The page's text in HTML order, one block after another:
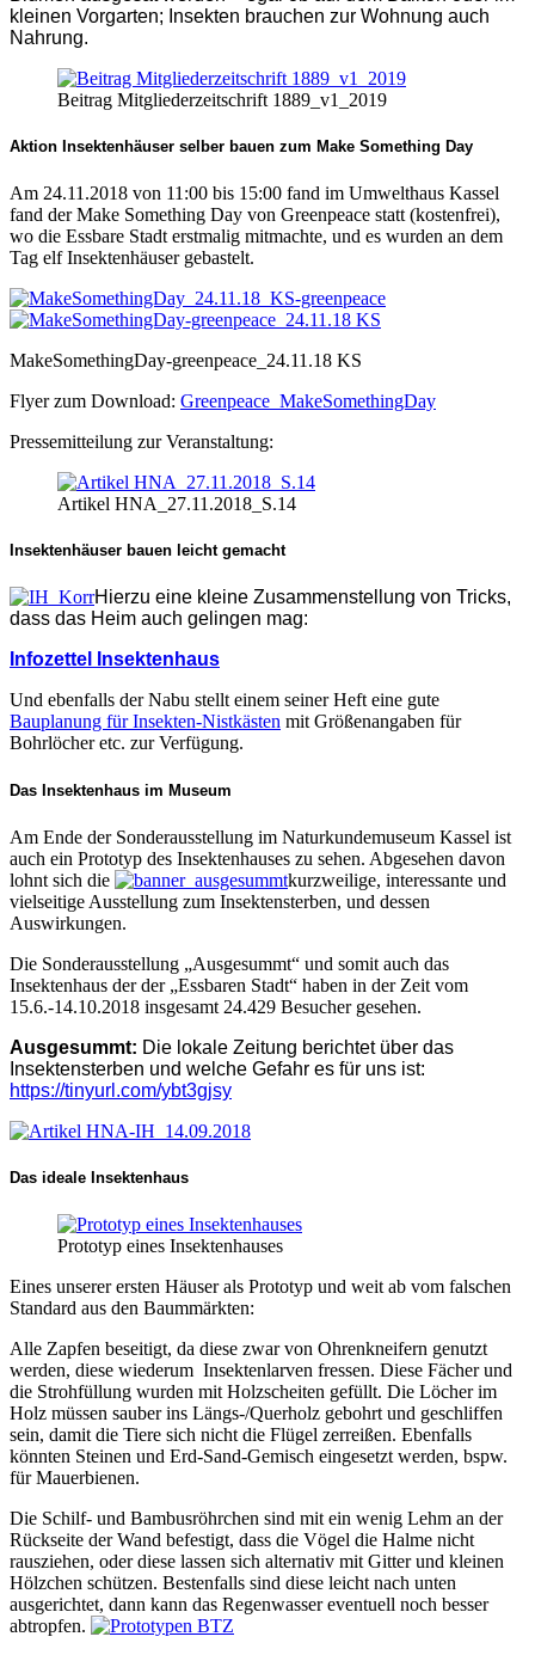
kleinen Vorgarten; Insekten brauchen zur Wohnung auch
Nahrung.
Beitrag Mitgliederzeitschrift 1889_v1_2019
Aktion Insektenhäuser selber bauen zum Make Something Day
Am 24.11.2018 von 11:00 bis 15:00 fand im Umwelthaus Kassel
fand der Make Something Day von Greenpeace statt (kostenfrei),
wo die Essbare Stadt erstmalig mitmachte, und es wurden an dem
Tag elf Insektenhäuser gebastelt.
MakeSomethingDay-greenpeace_24.11.18 KS
Flyer zum Download: Greenpeace_MakeSomethingDay
Pressemitteilung zur Veranstaltung:
Artikel HNA_27.11.2018_S.14
Insektenhäuser bauen leicht gemacht
Hierzu eine kleine Zusammenstellung von Tricks,
dass das Heim auch gelingen mag:
Infozettel Insektenhaus
Und ebenfalls der Nabu stellt einem seiner Heft eine gute
Bauplanung für Insekten-Nistkästen mit Größenangaben für
Bohrlöcher etc. zur Verfügung.
Das Insektenhaus im Museum
Am Ende der Sonderausstellung im Naturkundemuseum Kassel ist
auch ein Prototyp des Insektenhauses zu sehen. Abgesehen davon
lohnt sich die
kurzweilige, interessante und
vielseitige Ausstellung zum Insektensterben, und dessen
Auswirkungen.
Die Sonderausstellung „Ausgesummt“ und somit auch das
Insektenhaus der der „Essbaren Stadt“ haben in der Zeit vom
15.6.-14.10.2018 insgesamt 24.429 Besucher gesehen.
Ausgesummt: Die lokale Zeitung berichtet über das
Insektensterben und welche Gefahr es für uns ist:
https://tinyurl.com/ybt3gjsy
Das ideale Insektenhaus
Prototyp eines Insektenhauses
Eines unserer ersten Häuser als Prototyp und weit ab vom falschen
Standard aus den Baummärkten:
Alle Zapfen beseitigt, da diese zwar von Ohrenkneifern genutzt
werden, diese wiederum Insektenlarven fressen. Diese Fächer und
die Strohfüllung wurden mit Holzscheiten gefüllt. Die Löcher im
Holz müssen sauber ins Längs-/Querholz gebohrt und geschliffen
sein, damit die Tiere sich nicht die Flügel zerreißen. Ebenfalls
könnten Steinen und Erd-Sand-Gemisch eingesetzt werden, bspw.
für Mauerbienen.
Die Schilf- und Bambusröhrchen sind mit ein wenig Lehm an der
Rückseite der Wand befestigt, dass die Vögel die Halme nicht
rausziehen, oder diese lassen sich alternativ mit Gitter und kleinen
Hölzchen schützen. Bestenfalls sind diese leicht nach unten
ausgerichtet, dann kann das Regenwasser eventuell noch besser
abtropfen.